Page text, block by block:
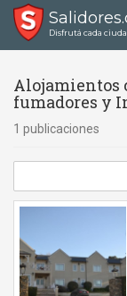
Disfrutá cada
Alojamientos
fumadores y
1 publicaciones